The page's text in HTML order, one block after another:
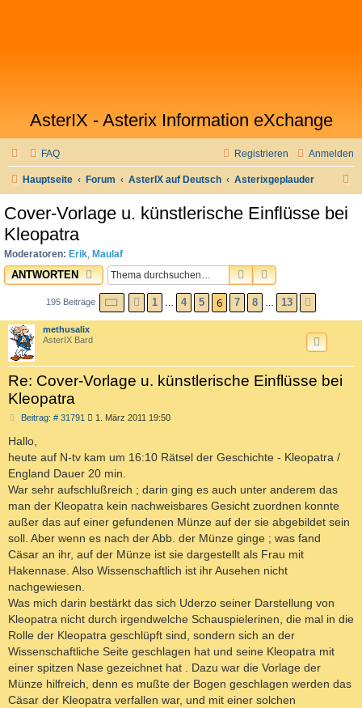
AsterIX - Asterix Information eXchange
FAQ Anmelden
Registrieren
Hauptseite Forum AsterIX auf Deutsch Asterixgeplauder
Cover-Vorlage u. künstlerische Einflüsse bei
Kleopatra
Moderatoren: Erik, Maulaf
ANTWORTEN SUCHEERWEITERTE
195 Beiträge SEITE6 VON 13
VORHERIGE
1 … 4 5 6 7 8 … 13
methusalix
AsterIX Bard
Re: Cover-Vorlage u. künstlerische Einflüsse bei
Kleopatra
Beitrag: # 31791 B
r
g
1. März 2011 19:50
Hallo,
heute auf N-tv kam um 16:10 Rätsel der Geschichte - Kleopatra /
England Dauer 20 min.
War sehr aufschlußreich ; darin ging es auch unter anderem das
man der Kleopatra kein nachweisbares Gesicht zuordnen konnte
außer das auf einer gefundenen Münze auf der sie abgebildet sein
soll. Aber wenn es nach der Abb. der Münze ginge ; was fand
Cäsar an ihr, auf der Münze ist sie dargestellt als Frau mit
Hakennase. Also Wissenschaftlich ist ihr Ausehen nicht
nachgewiesen.
Was mich darin bestärkt das sich Uderzo seiner Darstellung von
Kleopatra nicht durch irgendwelche Schauspielerinen, die mal in die
Rolle der Kleopatra geschlüpft sind, sondern sich an der
Wissenschaftliche Seite geschlagen hat und seine Kleopatra mit
einer spitzen Nase gezeichnet hat . Dazu war die Vorlage der
Münze hilfreich, denn es mußte der Bogen geschlagen werden das
Cäsar der Kleopatra verfallen war, und mit einer solchen